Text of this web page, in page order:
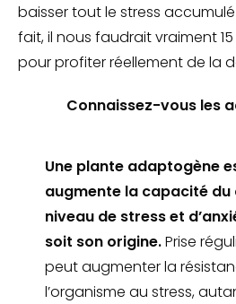
baisser tout le stress
fait, il nous faudrait vraiment
pour profiter réellement de la
Connaissez-vous les
Une plante adaptogène
augmente la capacité du
niveau de stress et
soit son origine.Prise
peut augmenter la
l’organisme au stress,